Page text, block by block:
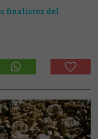
finalistes del